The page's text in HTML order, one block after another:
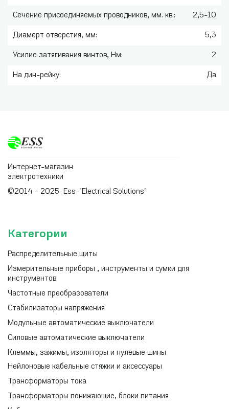
Сечение присоединяемых проводников, мм. кв.: 2,5-10
Диамерт отверстия, мм: 5,3
Усилие затягивания винтов, Нм: 2
На дин-рейку: Да
Интернет-магазин
электротехники
©2014 - 2025 Ess-"Electrical Solutions"
Категории
Распределительные щиты
Измерительные приборы , инструменты и сумки для
инструментов
Частотные преобразователи
Стабилизаторы напряжения
Модульные автоматические выключатели
Силовые автоматические выключатели
Клеммы, зажимы, изоляторы и нулевые шины
Нейлоновые кабельные стяжки и аксессуары
Трансформаторы тока
Трансформаторы понижающие, блоки питания